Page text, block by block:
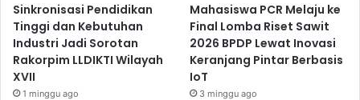
Sinkronisasi Pendidikan
Tinggi dan Kebutuhan
Industri Jadi Sorotan
Rakorpim LLDIKTI Wilayah
XVII
1 minggu ago
Mahasiswa PCR Melaju ke
Final Lomba Riset Sawit
2026 BPDP Lewat Inovasi
Keranjang Pintar Berbasis
IoT
3 minggu ago